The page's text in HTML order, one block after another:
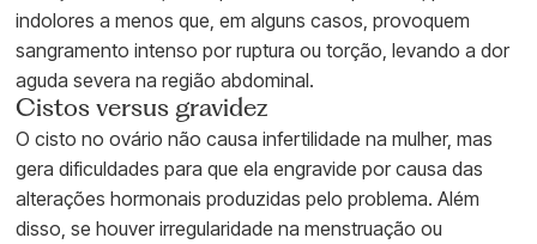
indolores a menos que, em alguns casos, provoquem
sangramento intenso por ruptura ou torção, levando a dor
aguda severa na região abdominal.
Cistos versus gravidez
O cisto no ovário não causa infertilidade na mulher, mas
gera dificuldades para que ela engravide por causa das
alterações hormonais produzidas pelo problema. Além
disso, se houver irregularidade na menstruação ou